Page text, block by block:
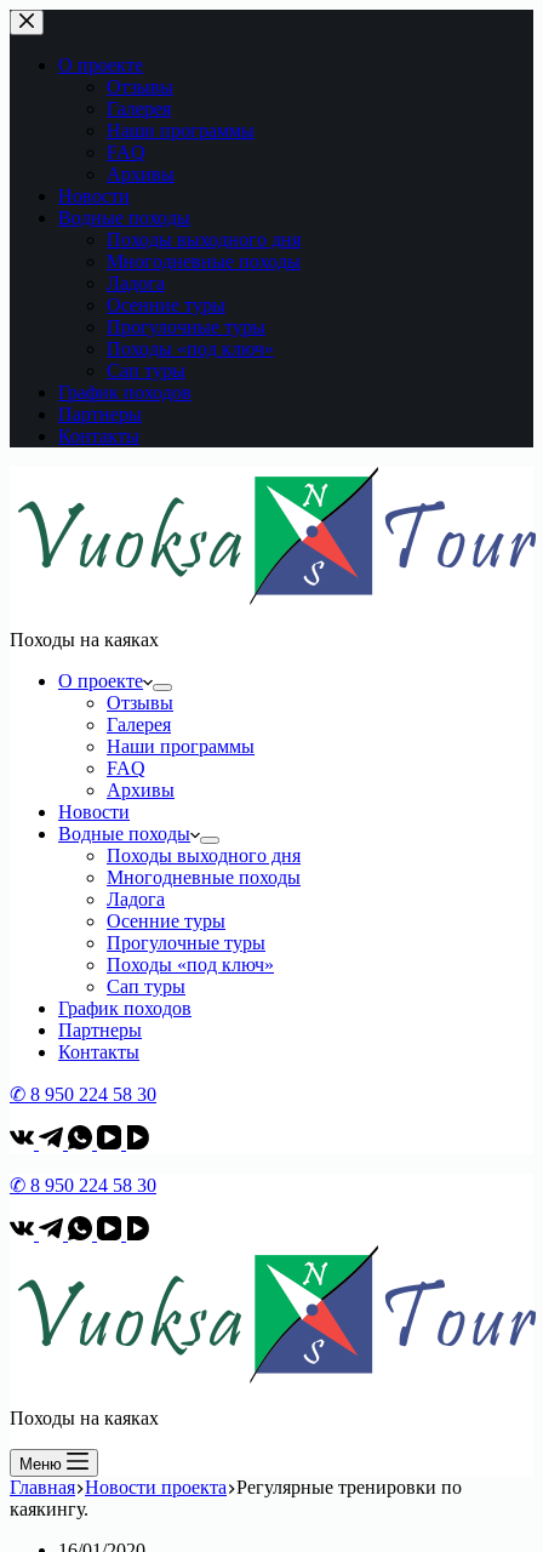
Перейти
к
сути
О проекте
Отзывы
Галерея
Наши программы
FAQ
Архивы
Новости
Водные походы
Походы выходного дня
Многодневные походы
Ладога
Осенние туры
Прогулочные туры
Походы «под ключ»
Сап туры
График походов
Партнеры
Контакты
Походы на каяках
О проекте
Отзывы
Галерея
Наши программы
FAQ
Архивы
Новости
Водные походы
Походы выходного дня
Многодневные походы
Ладога
Осенние туры
Прогулочные туры
Походы «под ключ»
Сап туры
График походов
Партнеры
Контакты
✆ 8 950 224 58 30
✆ 8 950 224 58 30
Походы на каяках
Меню
Главная Новости проекта Регулярные тренировки по
каякингу.